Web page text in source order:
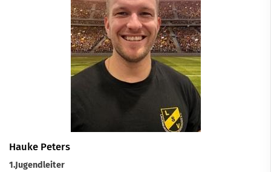
Hauke Peters
1.Jugendleiter